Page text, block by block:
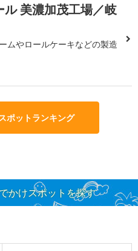
ル 美濃加茂工場／岐
ムやロールケーキなどの製造
ポットランキング
かけスポットを探す